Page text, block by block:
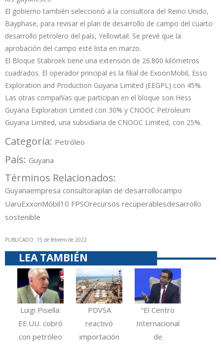
El gobierno también seleccionó a la consultora del Reino Unido,
Bayphase, para revisar el plan de desarrollo de campo del cuarto
desarrollo petrolero del país, Yellowtail. Se prevé que la
aprobación del campo esté lista en marzo.
El Bloque Stabroek tiene una extensión de 26.800 kilómetros
cuadrados. El operador principal es la filial de ExoonMobil, Esso
Exploration and Production Guyana Limited (EEGPL) con 45%.
Las otras compañías que participan en el bloque son Hess
Guyana Exploration Limited con 30% y CNOOC Petroleum
Guyana Limited, una subsidiaria de CNOOC Limited, con 25%.
Categoría: Petróleo
País: Guyana
Términos Relacionados:
Guyanaempresa consultoraplan de desarrollocampo
UaruExxonMóbil10 FPSOrecursos recuperablesdesarrollo
sostenible
PUBLICADO: 15 de febrero de 2022
LEA TAMBIÉN
Luigi Pisella:
EE.UU. cobró
con petróleo
PDVSA
reactivó
importación
“El Centro
Internacional
de